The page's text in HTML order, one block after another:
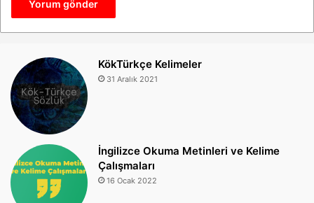
KökTürkçe Kelimeler
31 Aralık 2021
İngilizce Okuma Metinleri ve Kelime
Çalışmaları
16 Ocak 2022